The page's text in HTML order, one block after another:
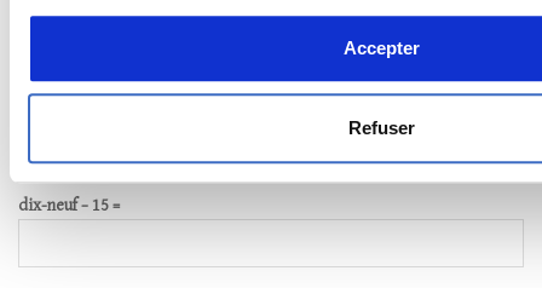
Accepter
Refuser
deux × = 12
dix-neuf − 15 =